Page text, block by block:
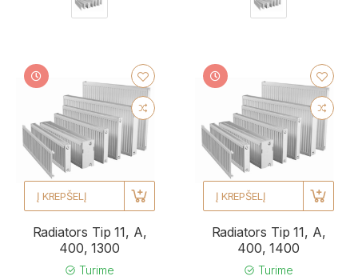
Į KREPŠELĮ
Radiators Tip 11, A,
400, 1300
Turime
Į KREPŠELĮ
Radiators Tip 11, A,
400, 1400
Turime